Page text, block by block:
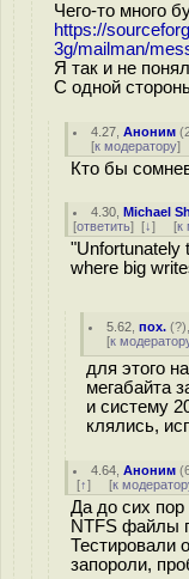
Чего-то много
https://
3g/mailman/
Я так и не
С одной
4.27 ,Аноним (
[к модератору]
Кто бы
4.30 ,Michael
[ответить] [↓] [к
"Unfortunately
where big
5.62 ,пох. (?
[к
для этого
мегабайта
и систему
клялись,
4.64 ,Аноним (
[↑] [к
Да до сих
NTFS файлы
Тестировали
запороли,